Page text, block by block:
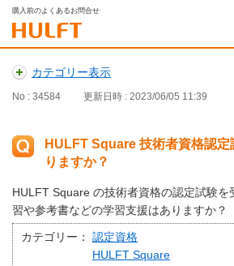
購入前のよくあるお問合せ
カテゴリー表示
No : 34584 更新日時 : 2023/06/05 11:39
HULFT Square 技術者資格認
りますか？
HULFT Square の技術者資格の認定試験を
習や参考書などの学習支援はありますか？
カテゴリー：
認定資格
HULFT Square